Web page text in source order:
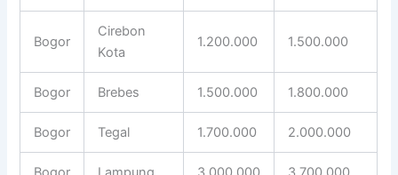
Bogor
Cirebon
Kota
1.200.000 1.500.000
Bogor Brebes 1.500.000 1.800.000
Bogor Tegal 1.700.000 2.000.000